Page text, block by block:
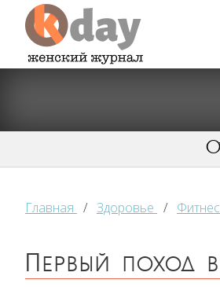
Главная / Здоровье / Фитнес
Первый поход